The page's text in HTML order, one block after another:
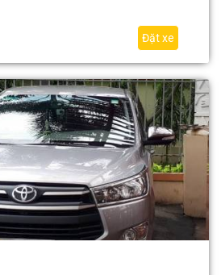
Đặt xe